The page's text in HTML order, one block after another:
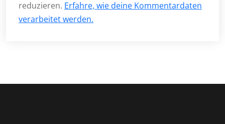
reduzieren. Erfahre, wie deine Kommentardaten
verarbeitet werden.